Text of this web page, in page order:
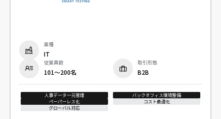
業種
IT
従業員数
101～200名
取引形態
B2B
人事データ一元管理
バックオフィス環境整備
ペーパーレス化
コスト最適化
グローバル対応